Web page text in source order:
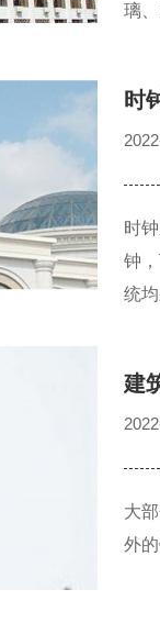
璃
时
时
钟
统
建
大
外